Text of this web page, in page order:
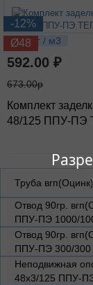
-12%
Ø48
1.26 кг / м3
592.00 ₽
673.00р
Комплект
48/125 ППУ-ПЭ
Труба
Отвод 90гр.
ППУ-ПЭ 1000/
Отвод 90гр.
ППУ-ПЭ 300/300
Неподвижная
48х3/125 ППУ-